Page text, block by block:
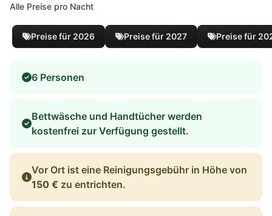
Alle Preise pro Nacht
Preise für 2026 Preise für 2027 Preise für
6 Personen
Bettwäsche und Handtücher werden
kostenfrei zur Verfügung gestellt.
Vor Ort ist eine Reinigungsgebühr in Höhe von
150 € zu entrichten.